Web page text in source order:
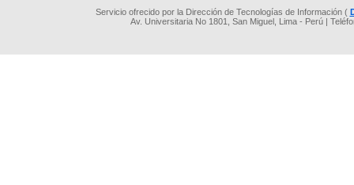
Servicio ofrecido por la Dirección de Tecnologías de Información (
Av. Universitaria No 1801, San Miguel, Lima - Perú |